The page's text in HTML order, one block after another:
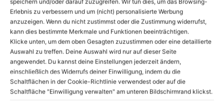
speichern und/oder darauf zuzugreifen. Wir tun dies, um das Browsing-
Erlebnis zu verbessern und um (nicht) personalisierte Werbung
anzuzeigen. Wenn du nicht zustimmst oder die Zustimmung widerrufst,
kann dies bestimmte Merkmale und Funktionen beeinträchtigen.
Klicke unten, um dem oben Gesagten zuzustimmen oder eine detaillierte
Auswahl zu treffen. Deine Auswahl wird nur auf dieser Seite
angewendet. Du kannst deine Einstellungen jederzeit ändern,
einschließlich des Widerrufs deiner Einwilligung, indem du die
Schaltflächen in der Cookie-Richtlinie verwendest oder auf die
Schaltfläche "Einwilligung verwalten" am unteren Bildschirmrand klickst.
Enthält Werbung